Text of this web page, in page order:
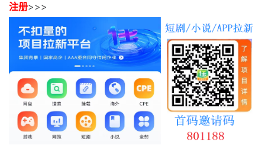
无人直播
电商入门
最新通知
项目介绍
注册>>>